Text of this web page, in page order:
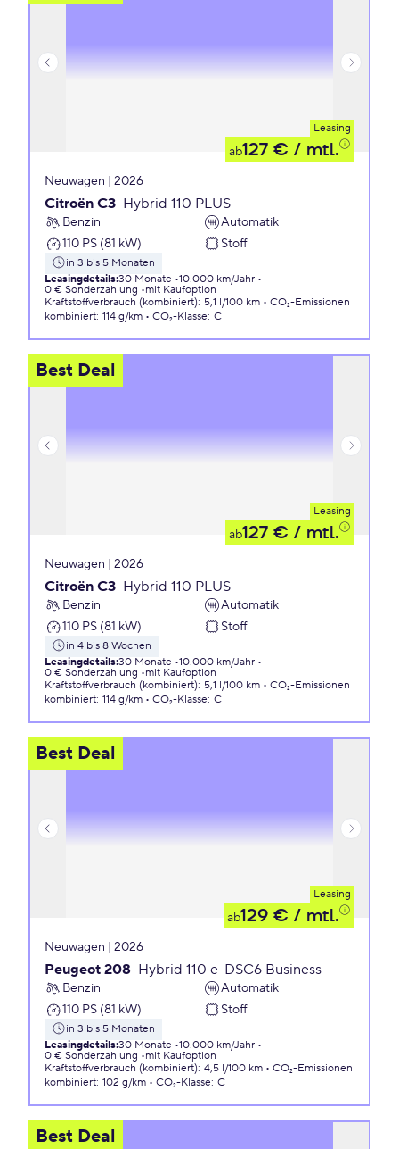
Leasing
ab127 € / mtl.
Neuwagen | 2026
Citroën C3 Hybrid 110 PLUS
Benzin
Automatik
110 PS (81 kW)
Stoff
in 3 bis 5 Monaten
Leasingdetails:30 Monate 10.000 km/Jahr
0 € Sonderzahlung
mit Kaufoption
Kraftstoffverbrauch (kombiniert): 5,1 l/100 km
CO₂-Emissionen
kombiniert: 114 g/km CO₂-Klasse: C
Best Deal
Leasing
ab127 € / mtl.
Neuwagen | 2026
Citroën C3 Hybrid 110 PLUS
Benzin
Automatik
110 PS (81 kW)
Stoff
in 4 bis 8 Wochen
Leasingdetails:30 Monate 10.000 km/Jahr
0 € Sonderzahlung
mit Kaufoption
Kraftstoffverbrauch (kombiniert): 5,1 l/100 km
CO₂-Emissionen
kombiniert: 114 g/km CO₂-Klasse: C
Best Deal
Leasing
ab129 € / mtl.
Neuwagen | 2026
Peugeot 208 Hybrid 110 e-DSC6 Business
Benzin
Automatik
110 PS (81 kW)
Stoff
in 3 bis 5 Monaten
Leasingdetails:30 Monate 10.000 km/Jahr
0 € Sonderzahlung
mit Kaufoption
Kraftstoffverbrauch (kombiniert): 4,5 l/100 km
CO₂-Emissionen
kombiniert: 102 g/km CO₂-Klasse: C
Best Deal